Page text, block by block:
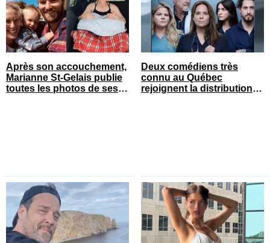
Après son accouchement,
Marianne St-Gelais publie
toutes les photos de ses
Deux comédiens très
connu au Québec
rejoignent la distribution